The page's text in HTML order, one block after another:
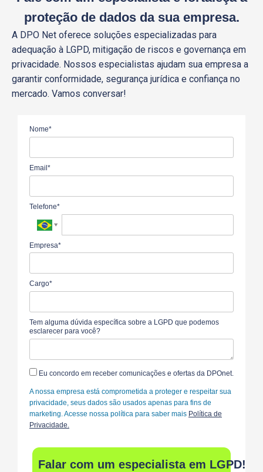
proteção de dados da sua empresa.
A DPO Net oferece soluções especializadas para
adequação à LGPD, mitigação de riscos e governança em
privacidade. Nossos especialistas ajudam sua empresa a
garantir conformidade, segurança jurídica e confiança no
mercado. Vamos conversar!
Nome*
Email*
Telefone*
Empresa*
Cargo*
Tem alguma dúvida específica sobre a LGPD que podemos
esclarecer para você?
Eu concordo em receber comunicações e ofertas da DPOnet.
A nossa empresa está comprometida a proteger e respeitar sua
privacidade, seus dados são usados apenas para fins de
marketing. Acesse nossa política para saber mais Política de
Privacidade.
Falar com um especialista em LGPD!